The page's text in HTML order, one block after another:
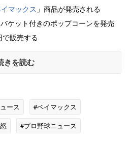
マックス 」商品が発売される
ケット付きのポップコーンを発売
販売する
きを読む
ース
#ベイマックス
#プロ野球ニュース